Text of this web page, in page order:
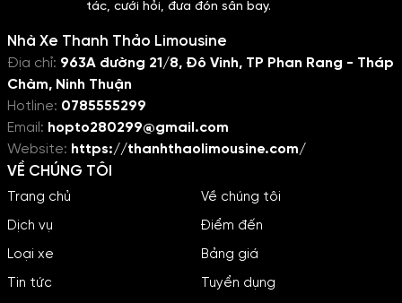
đẳng cấp cho du khách.
trọng và đẳng cấp vượt trội.
tác, cưới hỏi, đưa đón sân bay.
Nhà Xe Thanh Thảo Limousine
Địa chỉ: 963A đường 21/8, Đô Vinh, TP Phan Rang - Tháp
Chàm, Ninh Thuận
Hotline: 0785555299
Email: hopto280299@gmail.com
Website: https://thanhthaolimousine.com/
VỀ CHÚNG TÔI
Trang chủ
Về chúng tôi
Dịch vụ
Điểm đến
Loại xe
Bảng giá
Tin tức
Tuyển dụng